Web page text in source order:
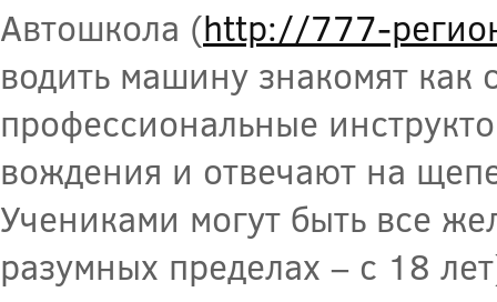
Автошкола (http://777-
водить машину знакомят
профессиональные
вождения и отвечают на
Учениками могут быть все
разумных пределах – с 18